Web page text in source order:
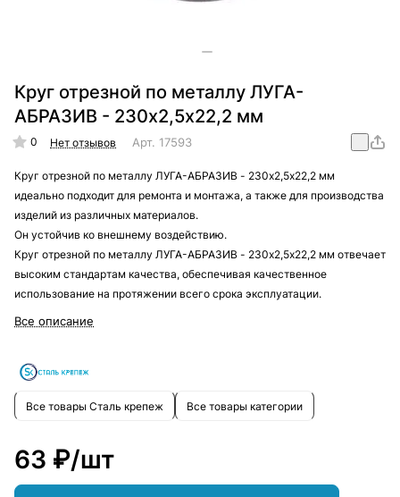
Круг отрезной по металлу ЛУГА-
АБРАЗИВ - 230х2,5х22,2 мм
0 Нет отзывов Арт. 17593
Круг отрезной по металлу ЛУГА-АБРАЗИВ - 230х2,5х22,2 мм
идеально подходит для ремонта и монтажа, а также для производства
изделий из различных материалов.
Он устойчив ко внешнему воздействию.
Круг отрезной по металлу ЛУГА-АБРАЗИВ - 230х2,5х22,2 мм отвечает
высоким стандартам качества, обеспечивая качественное
использование на протяжении всего срока эксплуатации.
Все описание
Все товары Сталь крепеж Все товары категории
63 ₽/шт